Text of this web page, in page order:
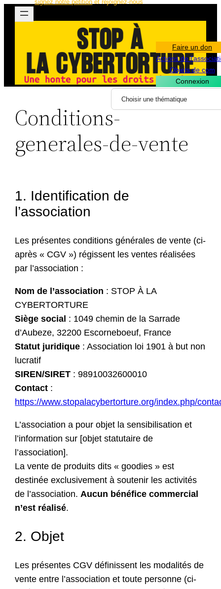
Aller
Faire un don
Actions de
Objets de com
Connexion
signez notre pétition et rejoignez-nous
Conditions-
generales-de-vente
1. Identification de
l’association
Les présentes conditions générales de vente (ci-
après « CGV ») régissent les ventes réalisées
par l’association :
Nom de l’association : STOP À LA
CYBERTORTURE
Siège social : 1049 chemin de la Sarrade
d’Aubeze, 32200 Escorneboeuf, France
Statut juridique : Association loi 1901 à but non
lucratif
SIREN/SIRET : 98910032600010
Contact :
https://www.stopalacybertorture.org/index.php/
L’association a pour objet la sensibilisation et
l’information sur [objet statutaire de
l’association].
La vente de produits dits « goodies » est
destinée exclusivement à soutenir les activités
de l’association.Aucun bénéfice commercial
n’est réalisé.
2. Objet
Les présentes CGV définissent les modalités de
vente entre l’association et toute personne (ci-